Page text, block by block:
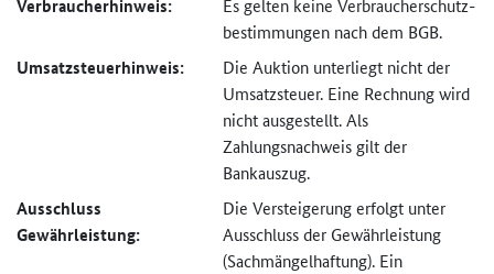
Verbraucher­hinweis:
Es gelten keine Verbraucher­schutz­
bestimmungen nach dem BGB.
Umsatzsteuer­hinweis:
Die Auktion unterliegt nicht der
Umsatzsteuer. Eine Rechnung wird
nicht ausgestellt. Als
Zahlungsnachweis gilt der
Bankauszug.
Ausschluss
Gewährleistung:
Die Versteigerung erfolgt unter
Ausschluss der Gewährleistung
(Sachmängel­haftung). Ein